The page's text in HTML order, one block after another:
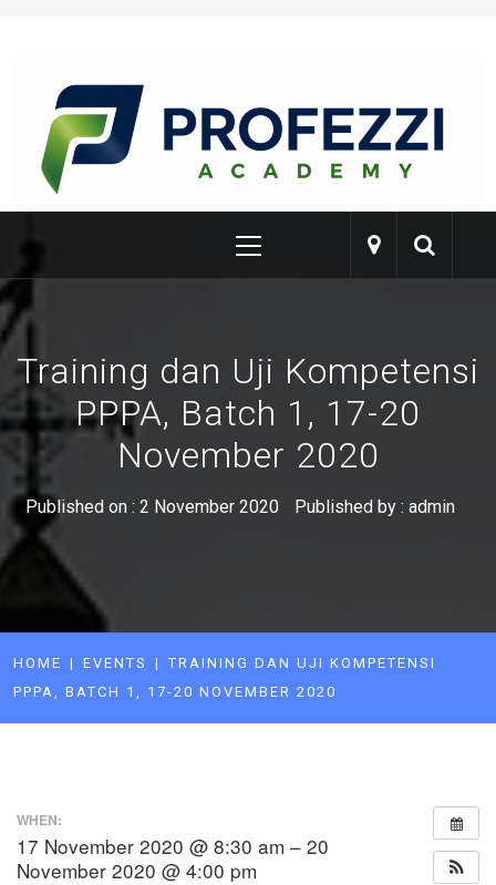
PROFEZZI
Menu
Training dan Uji Kompetensi
PPPA, Batch 1, 17-20
November 2020
Published on : 2 November 2020 Published by : admin
HOME EVENTS
TRAINING DAN UJI KOMPETENSI
PPPA, BATCH 1, 17-20 NOVEMBER 2020
WHEN:
17 November 2020 @ 8:30 am – 20
November 2020 @ 4:00 pm